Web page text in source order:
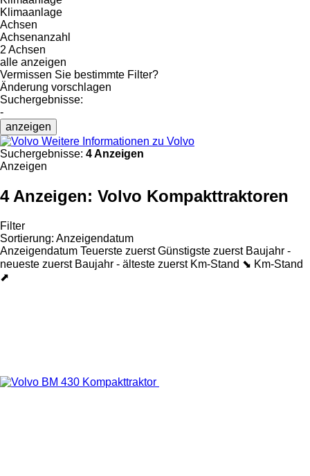
Klimaanlage
Achsen
Achsenanzahl
2 Achsen
alle anzeigen
Vermissen Sie bestimmte Filter?
Änderung vorschlagen
Suchergebnisse:
-
anzeigen
Weitere Informationen zu Volvo
Suchergebnisse: 4 Anzeigen
Anzeigen
4 Anzeigen: Volvo Kompakttraktoren
Filter
Sortierung: Anzeigendatum
Anzeigendatum Teuerste zuerst Günstigste zuerst Baujahr -
neueste zuerst Baujahr - älteste zuerst Km-Stand ⬊ Km-Stand
⬈